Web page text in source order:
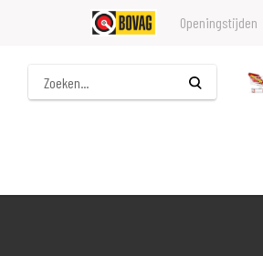
Openingstijden
Zoeken